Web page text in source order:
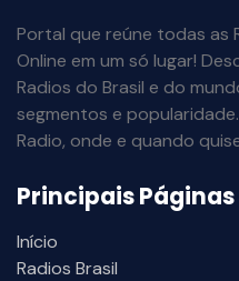
Portal que reúne todas as
Online em um só lugar!
Radios do Brasil e do
segmentos e
Radio, onde e quando
Principais Páginas
Início
Radios Brasil